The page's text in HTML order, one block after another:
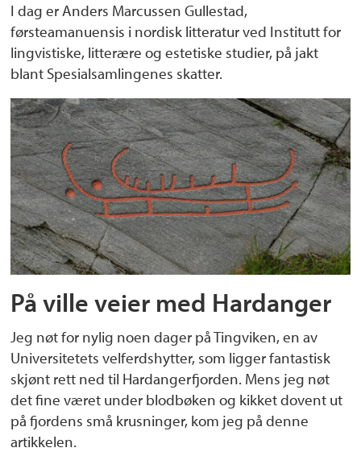
I dag er Anders Marcussen Gullestad,
førsteamanuensis i nordisk litteratur ved Institutt for
lingvistiske, litterære og estetiske studier, på jakt
blant Spesialsamlingenes skatter.
På ville veier med Hardanger
Jeg nøt for nylig noen dager på Tingviken, en av
Universitetets velferdshytter, som ligger fantastisk
skjønt rett ned til Hardangerfjorden. Mens jeg nøt
det fine været under blodbøken og kikket dovent ut
på fjordens små krusninger, kom jeg på denne
artikkelen.